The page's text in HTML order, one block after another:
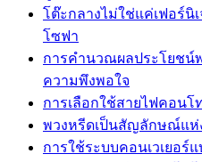
โต๊ะกลางไม่ใช่แค่เฟอร์นิ
โซฟา
การคำนวณผลประโยชน์
ความพึงพอใจ
การเลือกใช้สายไฟคอน
พวงหรีดเป็นสัญลักษณ์แห่
การใช้ระบบคอนเวเยอร์